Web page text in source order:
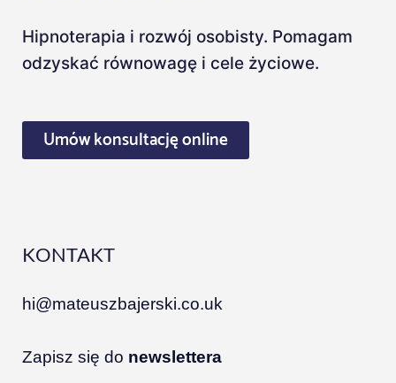
Hipnoterapia i rozwój osobisty. Pomagam
odzyskać równowagę i cele życiowe.
Umów konsultację online
KONTAKT
hi@mateuszbajerski.co.uk
Zapisz się do newslettera